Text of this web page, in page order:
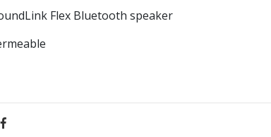
Flex Bluetooth speaker